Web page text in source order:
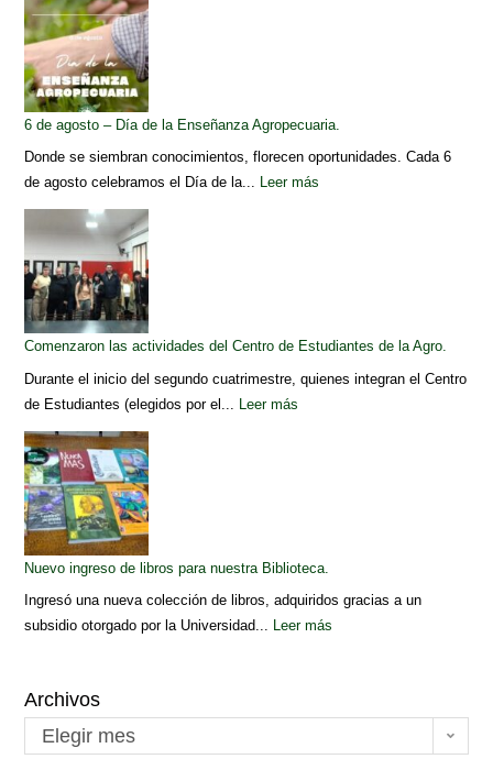
6 de agosto – Día de la Enseñanza Agropecuaria.
Donde se siembran conocimientos, florecen oportunidades. Cada 6
de agosto celebramos el Día de la... Leer más
Comenzaron las actividades del Centro de Estudiantes de la Agro.
Durante el inicio del segundo cuatrimestre, quienes integran el Centro
de Estudiantes (elegidos por el...
Leer más
Nuevo ingreso de libros para nuestra Biblioteca.
Ingresó una nueva colección de libros, adquiridos gracias a un
subsidio otorgado por la Universidad... Leer más
Archivos
Elegir mes